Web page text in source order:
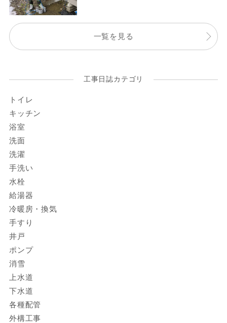
一覧を見る
工事日誌カテゴリ
トイレ
キッチン
浴室
洗面
洗濯
手洗い
水栓
給湯器
冷暖房・換気
手すり
井戸
ポンプ
消雪
上水道
下水道
各種配管
外構工事